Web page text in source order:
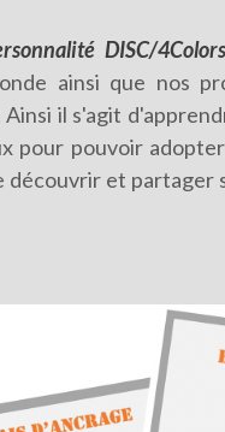
DISC/4Colors
ainsi que nos
il s'agit
pour pouvoir
découvrir et partager